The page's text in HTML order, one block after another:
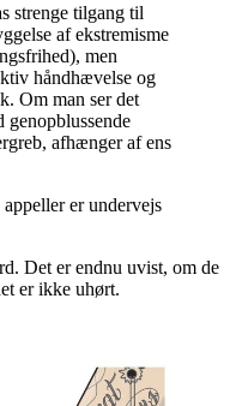
strenge tilgang til
af ekstremisme
men
håndhævelse og
Om man ser det
genopblussende
afhænger af ens
er undervejs
Det er endnu uvist, om de
er ikke uhørt.